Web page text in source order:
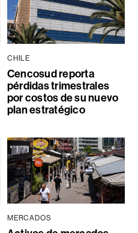
CHILE
Cencosud reporta
pérdidas trimestrales
por costos de su nuevo
plan estratégico
MERCADOS